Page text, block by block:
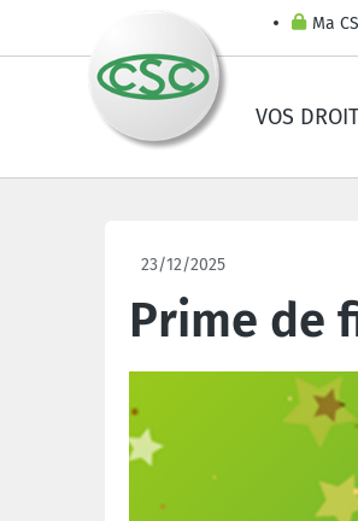
Ma
VOS
23/12/2025
Prime de